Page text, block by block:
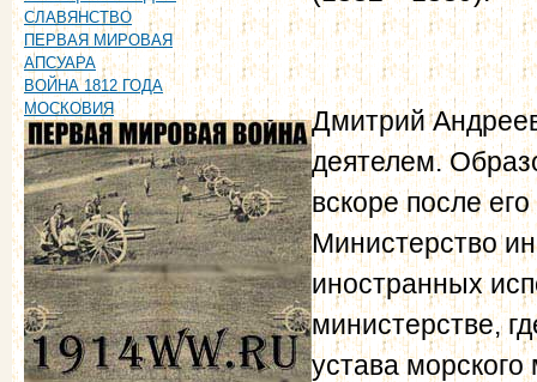
СЛАВЯНСТВО
ПЕРВАЯ МИРОВАЯ
АПСУАРА
ВОЙНА 1812 ГОДА
МОСКОВИЯ
Дмитрий
деятелем.
вскоре после
Министерство
иностранных
министерстве,
устава морского